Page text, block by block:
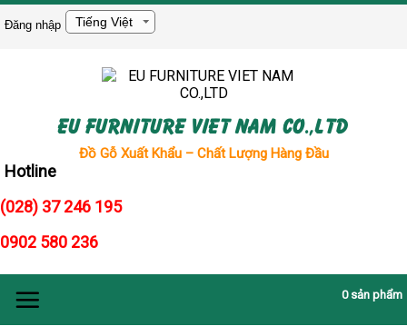
Skip
toĐăng nhập
EU FURNITURE VIET NAM CO.,LTD
Đồ Gỗ Xuất Khẩu – Chất Lượng Hàng Đầu
Hotline
(028) 37 246 195
0902 580 236
0sản phẩm